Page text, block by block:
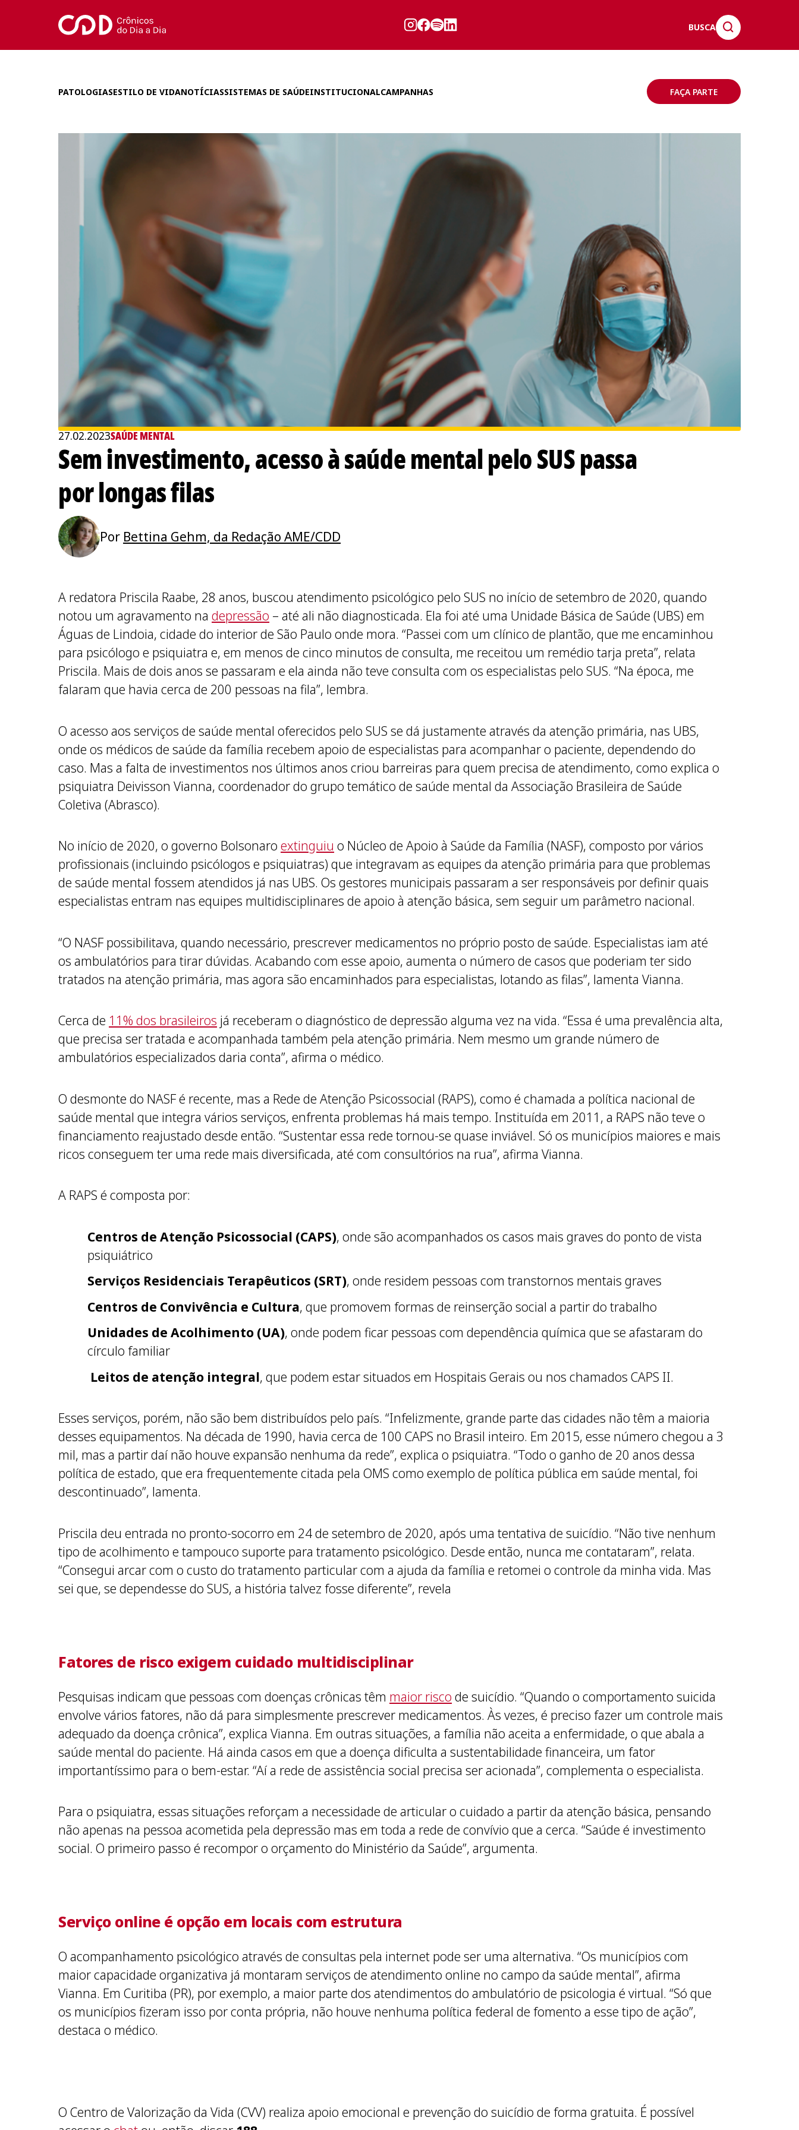
BUSCA
PATOLOGIASESTILO DE VIDANOTÍCIASSISTEMAS DE SAÚDEINSTITUCIONALCAMPANHAS FAÇA PARTE
27.02.2023SAÚDE MENTAL
Sem investimento, acesso à saúde mental pelo SUS passa
por longas filas
Por Bettina Gehm, da Redação AME/CDD
A redatora Priscila Raabe, 28 anos, buscou atendimento psicológico pelo SUS no início de setembro de 2020, quando
notou um agravamento nadepressão – até ali não diagnosticada. Ela foi até uma Unidade Básica de Saúde (UBS) em
Águas de Lindoia, cidade do interior de São Paulo onde mora. “Passei com um clínico de plantão, que me encaminhou
para psicólogo e psiquiatra e, em menos de cinco minutos de consulta, me receitou um remédio tarja preta”, relata
Priscila. Mais de dois anos se passaram e ela ainda não teve consulta com os especialistas pelo SUS. “Na época, me
falaram que havia cerca de 200 pessoas na fila”, lembra.
O acesso aos serviços de saúde mental oferecidos pelo SUS se dá justamente através da atenção primária, nas UBS,
onde os médicos de saúde da família recebem apoio de especialistas para acompanhar o paciente, dependendo do
caso. Mas a falta de investimentos nos últimos anos criou barreiras para quem precisa de atendimento, como explica o
psiquiatra Deivisson Vianna, coordenador do grupo temático de saúde mental da Associação Brasileira de Saúde
Coletiva (Abrasco).
No início de 2020, o governo Bolsonaroextinguiu o Núcleo de Apoio à Saúde da Família (NASF), composto por vários
profissionais (incluindo psicólogos e psiquiatras) que integravam as equipes da atenção primária para que problemas
de saúde mental fossem atendidos já nas UBS. Os gestores municipais passaram a ser responsáveis por definir quais
especialistas entram nas equipes multidisciplinares de apoio à atenção básica, sem seguir um parâmetro nacional.
“O NASF possibilitava, quando necessário, prescrever medicamentos no próprio posto de saúde. Especialistas iam até
os ambulatórios para tirar dúvidas. Acabando com esse apoio, aumenta o número de casos que poderiam ter sido
tratados na atenção primária, mas agora são encaminhados para especialistas, lotando as filas”, lamenta Vianna.
Cerca de 11% dos brasileiros já receberam o diagnóstico de depressão alguma vez na vida. “Essa é uma prevalência alta,
que precisa ser tratada e acompanhada também pela atenção primária. Nem mesmo um grande número de
ambulatórios especializados daria conta”, afirma o médico.
O desmonte do NASF é recente, mas a Rede de Atenção Psicossocial (RAPS), como é chamada a política nacional de
saúde mental que integra vários serviços, enfrenta problemas há mais tempo. Instituída em 2011, a RAPS não teve o
financiamento reajustado desde então. “Sustentar essa rede tornou-se quase inviável. Só os municípios maiores e mais
ricos conseguem ter uma rede mais diversificada, até com consultórios na rua”, afirma Vianna.
A RAPS é composta por:
Centros de Atenção Psicossocial (CAPS), onde são acompanhados os casos mais graves do ponto de vista
psiquiátrico
Serviços Residenciais Terapêuticos (SRT), onde residem pessoas com transtornos mentais graves
Centros de Convivência e Cultura, que promovem formas de reinserção social a partir do trabalho
Unidades de Acolhimento (UA), onde podem ficar pessoas com dependência química que se afastaram do
círculo familiar
Leitos de atenção integral, que podem estar situados em Hospitais Gerais ou nos chamados CAPS II.
Esses serviços, porém, não são bem distribuídos pelo país. “Infelizmente, grande parte das cidades não têm a maioria
desses equipamentos. Na década de 1990, havia cerca de 100 CAPS no Brasil inteiro. Em 2015, esse número chegou a 3
mil, mas a partir daí não houve expansão nenhuma da rede”, explica o psiquiatra. “Todo o ganho de 20 anos dessa
política de estado, que era frequentemente citada pela OMS como exemplo de política pública em saúde mental, foi
descontinuado”, lamenta.
Priscila deu entrada no pronto-socorro em 24 de setembro de 2020, após uma tentativa de suicídio. “Não tive nenhum
tipo de acolhimento e tampouco suporte para tratamento psicológico. Desde então, nunca me contataram”, relata.
“Consegui arcar com o custo do tratamento particular com a ajuda da família e retomei o controle da minha vida. Mas
sei que, se dependesse do SUS, a história talvez fosse diferente”, revela
Fatores de risco exigem cuidado multidisciplinar
Pesquisas indicam que pessoas com doenças crônicas têm maior risco de suicídio. “Quando o comportamento suicida
envolve vários fatores, não dá para simplesmente prescrever medicamentos. Às vezes, é preciso fazer um controle mais
adequado da doença crônica”, explica Vianna. Em outras situações, a família não aceita a enfermidade, o que abala a
saúde mental do paciente. Há ainda casos em que a doença dificulta a sustentabilidade financeira, um fator
importantíssimo para o bem-estar. “Aí a rede de assistência social precisa ser acionada”, complementa o especialista.
Para o psiquiatra, essas situações reforçam a necessidade de articular o cuidado a partir da atenção básica, pensando
não apenas na pessoa acometida pela depressão mas em toda a rede de convívio que a cerca. “Saúde é investimento
social. O primeiro passo é recompor o orçamento do Ministério da Saúde”, argumenta.
Serviço online é opção em locais com estrutura
O acompanhamento psicológico através de consultas pela internet pode ser uma alternativa. “Os municípios com
maior capacidade organizativa já montaram serviços de atendimento online no campo da saúde mental”, afirma
Vianna. Em Curitiba (PR), por exemplo, a maior parte dos atendimentos do ambulatório de psicologia é virtual. “Só que
os municípios fizeram isso por conta própria, não houve nenhuma política federal de fomento a esse tipo de ação”,
destaca o médico.
O Centro de Valorização da Vida (CVV) realiza apoio emocional e prevenção do suicídio de forma gratuita. É possível